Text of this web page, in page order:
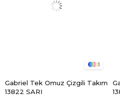
3
Gabriel Tek Omuz Çizgili Takım
13822 SARI